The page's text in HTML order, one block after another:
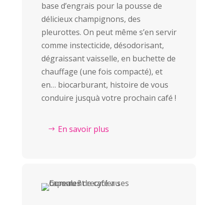
base d’engrais pour la pousse de
délicieux champignons, des
pleurottes. On peut même s’en servir
comme instecticide, désodorisant,
dégraissant vaisselle, en buchette de
chauffage (une fois compacté), et
en… biocarburant, histoire de vous
conduire jusquà votre prochain café !
En savoir plus